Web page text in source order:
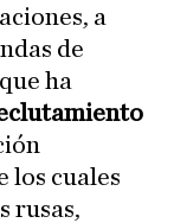
a
de
ha
los cuales
rusas,